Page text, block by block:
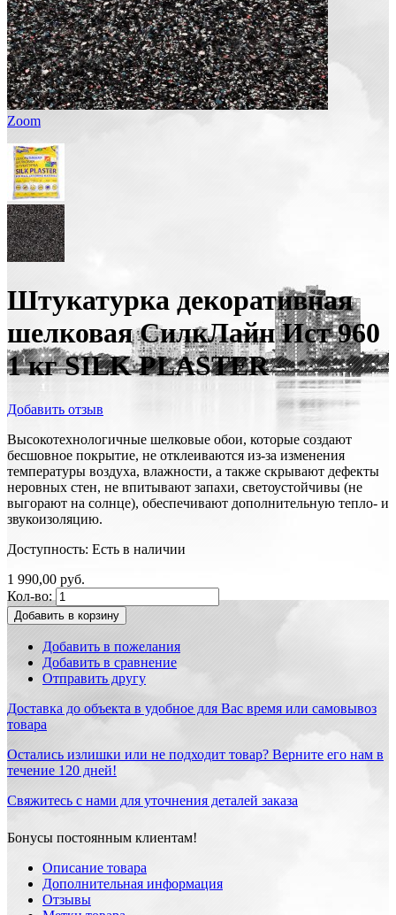
Zoom
Штукатурка декоративная
шелковая СилкЛайн Ист 960
1 кг SILK PLASTER
Добавить отзыв
Высокотехнологичные шелковые обои, которые создают
бесшовное покрытие, не отклеиваются из-за изменения
температуры воздуха, влажности, а также скрывают дефекты
неровных стен, не впитывают запахи, светоустойчивы (не
выгорают на солнце), обеспечивают дополнительную тепло- и
звукоизоляцию.
Доступность: Есть в наличии
1 990,00 руб.
Кол-во:
Добавить в корзину
Добавить в пожелания
Добавить в сравнение
Отправить другу
Доставка до объекта в удобное для Вас время или самовывоз
товара
Остались излишки или не подходит товар? Верните его нам в
течение 120 дней!
Свяжитесь с нами для уточнения деталей заказа
Бонусы постоянным клиентам!
Описание товара
Дополнительная информация
Отзывы